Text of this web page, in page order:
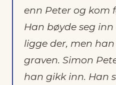
enn Peter og kom
Han bøyde seg
ligge der, men
graven. Simon
han gikk inn. Han